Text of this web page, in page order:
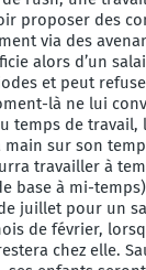
proposer des
via des
alors d’un
et peut
là ne lui
temps de travail,
sur son
travailler à
base à mi-
juillet pour un
de février,
chez elle.